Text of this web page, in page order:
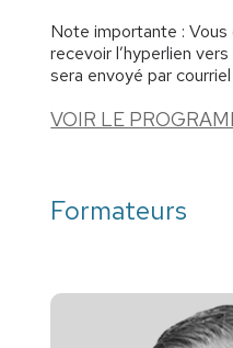
Note importante :
recevoir l’hyperlien
sera envoyé par
VOIR LE
Formateurs